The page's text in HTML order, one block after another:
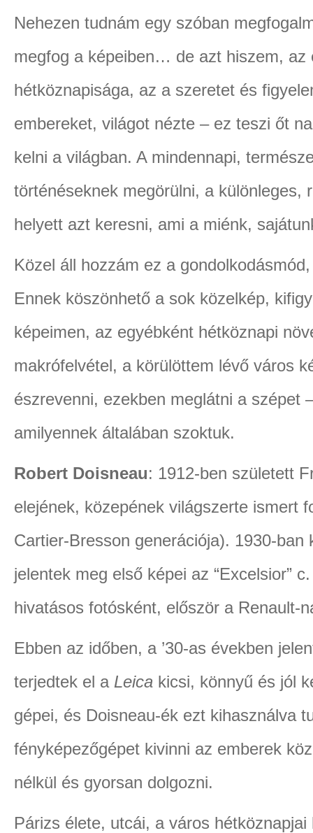
Nehezen tudnám egy szóban
megfog a képeiben… de azt hiszem, az
hétköznapisága, az a szeretet és
embereket, világot nézte – ez teszi őt
kelni a világban. A mindennapi,
történéseknek megörülni, a különleges,
helyett azt keresni, ami a miénk,
Közel áll hozzám ez a
Ennek köszönhető a sok közelkép,
képeimen, az egyébként hétköznapi
makrófelvétel, a körülöttem lévő város
észrevenni, ezekben meglátni a szépet
amilyennek általában szoktuk.
Robert Doisneau: 1912-ben született
elejének, közepének világszerte ismert
Cartier-Bresson generációja). 1930-ban
jelentek meg első képei az “Excelsior”
hivatásos fotósként, először a Renault-
Ebben az időben, a ’30-as években
terjedtek el a Leica kicsi, könnyű és jól
gépei, és Doisneau-ék ezt kihasználva
fényképezőgépet kivinni az emberek
nélkül és gyorsan dolgozni.
Párizs élete, utcái, a város